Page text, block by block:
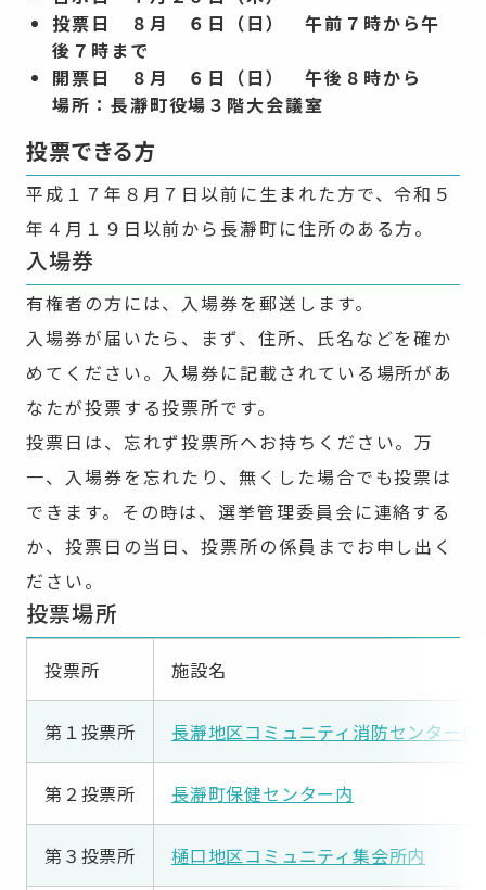
投票日 ８月 ６日（日） 午前７時から午
後７時まで
開票日 ８月 ６日（日） 午後８時から
場所：長瀞町役場３階大会議室
投票できる方
平成１７年８月７日以前に生まれた方で、令和５
年４月１９日以前から長瀞町に住所のある方。
入場券
有権者の方には、入場券を郵送します。
入場券が届いたら、まず、住所、氏名などを確か
めてください。入場券に記載されている場所があ
なたが投票する投票所です。
投票日は、忘れず投票所へお持ちください。万
一、入場券を忘れたり、無くした場合でも投票は
できます。その時は、選挙管理委員会に連絡する
か、投票日の当日、投票所の係員までお申し出く
ださい。
投票場所
投票所 施設名
第１投票所 長瀞地区コミュニティ消防センター内
第２投票所 長瀞町保健センター内
第３投票所 樋口地区コミュニティ集会所内